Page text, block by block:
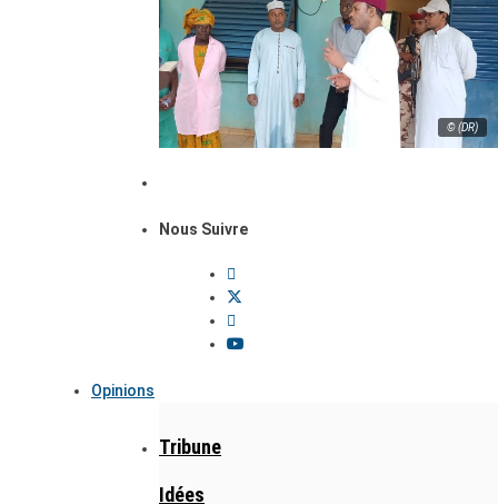
© (DR)
Nous Suivre
Opinions
Tribune
Idées